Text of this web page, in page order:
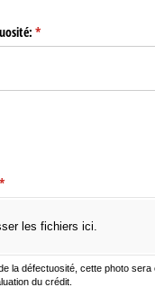
*
(requis)
*
(requis)
les fichiers ici.
la défectuosité, cette photo sera
du crédit.